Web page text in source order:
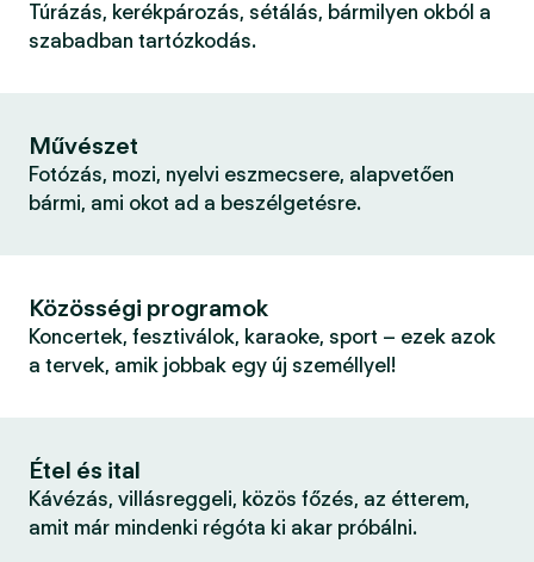
Túrázás, kerékpározás, sétálás, bármilyen okból a
szabadban tartózkodás.
Művészet
Fotózás, mozi, nyelvi eszmecsere, alapvetően
bármi, ami okot ad a beszélgetésre.
Közösségi programok
Koncertek, fesztiválok, karaoke, sport – ezek azok
a tervek, amik jobbak egy új személlyel!
Étel és ital
Kávézás, villásreggeli, közös főzés, az étterem,
amit már mindenki régóta ki akar próbálni.